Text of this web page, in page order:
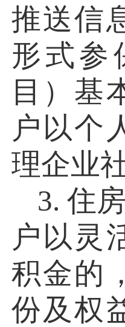
推送信
形式参
目） 基
户以个
理企业
3. 住
户以灵
积金的
份及权